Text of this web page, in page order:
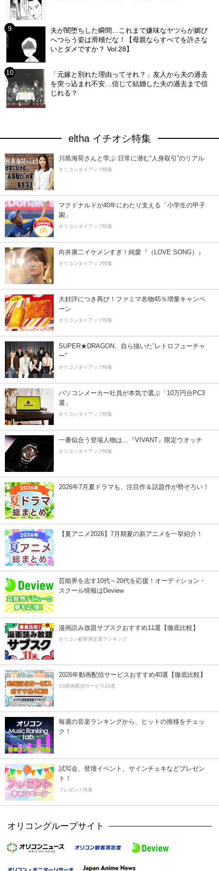
夫が闇堕ちした瞬間…これまで嫌味なヤツらが媚び
へつらう姿は滑稽だな！【母親ならすべてを許さな
いとダメですか？ Vol.28】
「元嫁と別れた理由ってそれ？」友人から夫の過去
を突っ込まれ不安…信じて結婚した夫の過去まで信
じれる？
eltha イチオシ特集
川島海荷さんと学ぶ 日常に潜む“人身取引”のリアル
オリコンタイアップ特集
マクドナルドが40年にわたり支える「小学生の甲子
園」
オリコンタイアップ特集
向井康二イケメンすぎ！純愛『（LOVE SONG）』
オリコンタイアップ特集
大好評につき再び！ファミマ名物45％増量キャンペ
ーン
オリコンタイアップ特集
SUPER★DRAGON、自ら描いた”レトロフューチャ
ー”
オリコンタイアップ特集
パソコンメーカー社員が本気で選ぶ「10万円台PC3
選」
オリコンタイアップ特集
一番似合う登場人物は…『VIVANT』限定ウオッチ
オリコンタイアップ特集
2026年7月夏ドラマも、注目作＆話題作が勢ぞろい！
【夏アニメ2026】7月期夏の新アニメを一挙紹介！
芸能界を志す10代～20代を応援！オーディション・
スクール情報はDeview
漫画読み放題サブスクおすすめ11選【徹底比較】
オリコン顧客満足度ランキング
2026年動画配信サービスおすすめ40選【徹底比較】
CS動画配信サービス20選
毎週の音楽ランキングから、ヒットの推移をチェッ
ク！
試写会、登壇イベント、サインチェキなどプレゼン
ト！
プレゼント特集
オリコングループサイト